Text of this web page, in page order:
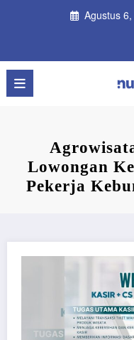
Agustus
Lowongan
Pekerja